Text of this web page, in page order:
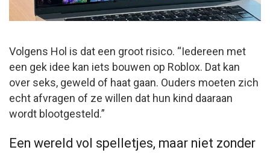
Volgens Hol is dat een groot risico. “Iedereen met
een gek idee kan iets bouwen op Roblox. Dat kan
over seks, geweld of haat gaan. Ouders moeten zich
echt afvragen of ze willen dat hun kind daaraan
wordt blootgesteld.”
Een wereld vol spelletjes, maar niet zonder